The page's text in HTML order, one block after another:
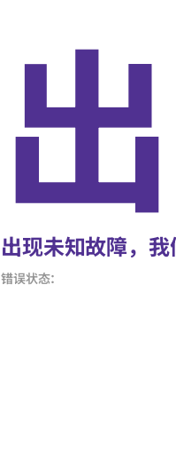
出现未知故障，我
错误状态：